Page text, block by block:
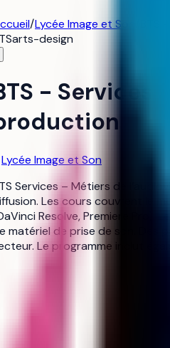
/Lycée Image et Son
arts-design
-
Lycée Image et Son
Services – Métiers de
Les cours couvrent le
Resolve, Premiere Pro).
matériel de prise de son. Des
Le programme inclut